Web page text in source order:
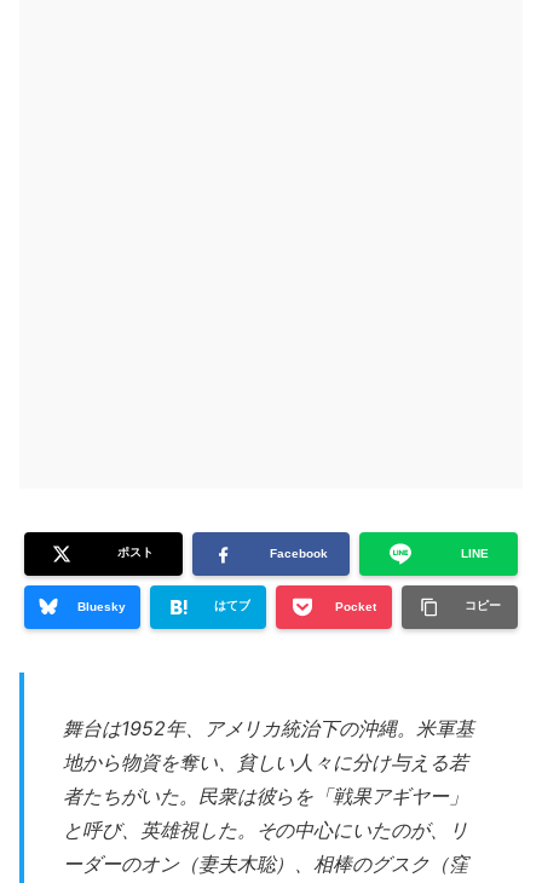
ポスト Facebook LINE
Bluesky はてブ Pocket コピー
舞台は1952年、アメリカ統治下の沖縄。米軍基
地から物資を奪い、貧しい人々に分け与える若
者たちがいた。民衆は彼らを「戦果アギヤー」
と呼び、英雄視した。その中心にいたのが、リ
ーダーのオン（妻夫木聡）、相棒のグスク（窪